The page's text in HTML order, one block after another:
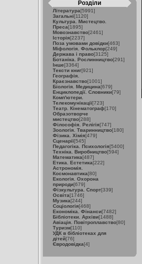
Розділи
Література[5991]
Загальні[1120]
Культура. Мистецтво.
Преса[1895]
Мовознавство[2461]
Історія[2237]
Поза умовами довідки[463]
Міфологія. Фольклор[249]
Держава і право[3125]
Ботаніка. Рослинництво[291]
Інше[3364]
Тексти книг[921]
Географія.
Краєзнавство[1001]
Біологія. Медицина[679]
Енциклопедії. Словники[79]
Комп'ютери.
Телекомунікації[723]
Театр. Кінематограф[170]
Образотворче
мистецтво[288]
Філософія. Релігія[747]
Зоологія. Тваринництво[180]
Фізика. Хімія[479]
Сценарії[545]
Педагогіка. Психологія[5400]
Техніка. Виробництво[594]
Математика[487]
Етика. Естетика[222]
Астрономія.
Космонавтика[80]
Екологія. Охорона
природи[679]
Фізкультура. Спорт[339]
Освіта[1746]
Музика[244]
Соціологія[468]
Економіка. Фінанси[7482]
Бібліотеки. Архіви[1488]
Авіація. Повітроплавство[80]
Туризм[110]
УДК в бібліотеках для
дітей[76]
Євродовідка[4]